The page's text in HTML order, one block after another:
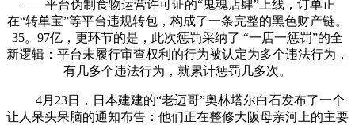
——平台伪制食物运营许可证的“鬼魂店肆”上线，订单正
在“转单宝”等平台违规转包，构成了一条完整的黑色财产链。
35。97亿，更环节的是，此次惩罚采纳了 “一店一惩罚”的全
新逻辑：平台未履行审查权利的行为被认定为多个违法行为，
有几多个违法行为，就累计惩罚几多次。
4月23日，日本建建的“老迈哥”奥林塔尔白石发布了一个
让人呆头呆脑的通知布告：他们正在整修大阪母亲河上的主要